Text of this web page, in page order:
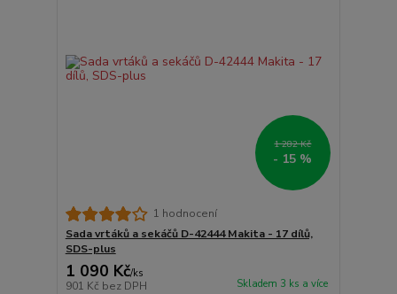
1 282 Kč
- 15 %
1 hodnocení
Sada vrtáků a sekáčů D-42444 Makita - 17 dílů,
SDS-plus
1 090 Kč/ks
901 Kč bez DPH Skladem 3 ks a více